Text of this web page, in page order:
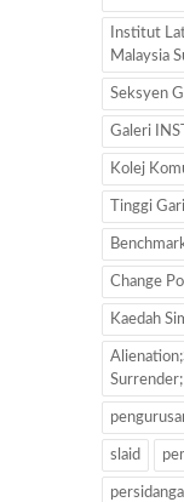
Institut
Malaysia
Seksyen
Galeri
Kolej
Tinggi
Change
Kaedah
slaid